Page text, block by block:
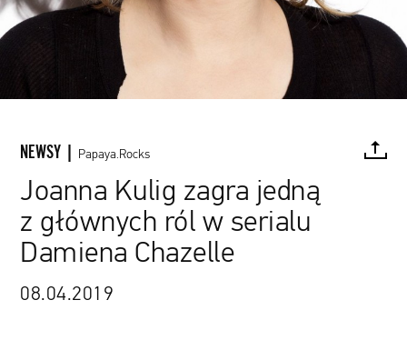
NEWSY | Papaya.Rocks
Joanna Kulig zagra jedną
z głównych ról w serialu
Damiena Chazelle
08.04.2019
FACEBOOK TWITTER